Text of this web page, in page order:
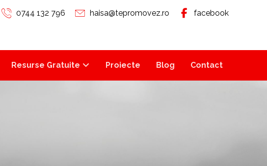
facebook
haisa@tepromovez.ro
0744 132 796
Resurse Gratuite Proiecte Blog Contact